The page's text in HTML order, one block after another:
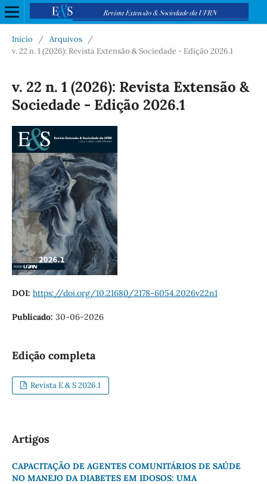
Início / Arquivos
/
v. 22 n. 1 (2026): Revista Extensão & Sociedade - Edição 2026.1
v. 22 n. 1 (2026): Revista Extensão &
Sociedade - Edição 2026.1
DOI: https://doi.org/10.21680/2178-6054.2026v22n1
Publicado: 30-06-2026
Edição completa
Revista E & S 2026.1
Artigos
CAPACITAÇÃO DE AGENTES COMUNITÁRIOS DE SAÚDE
NO MANEJO DA DIABETES EM IDOSOS: UMA